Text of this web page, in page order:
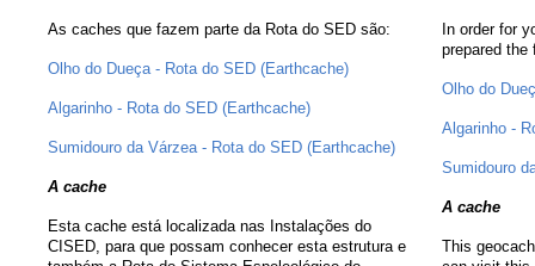
As caches que fazem parte da Rota do SED são:
Olho do Dueça - Rota do SED (Earthcache)
Algarinho - Rota do SED (Earthcache)
Sumidouro da Várzea - Rota do SED (Earthcache)
A cache
Esta cache está localizada nas Instalações do
CISED, para que possam conhecer esta estrutura e
In order for
prepared the
Olho do
Algarinho -
Sumidouro
A cache
This